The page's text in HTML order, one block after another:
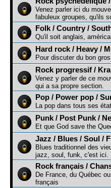
Venez parler ici du
fabuleux groupes, qu'ils
Folk / Country /
Qu'il soit anglais,
Hard rock / Heavy /
Pour discuter du bon
Rock progressif /
Venez y parler de ce
qui a sa propre section.
Pop / Power pop /
La pop dans tous ses
Punk / Post Punk /
Et que God save the
Jazz / Blues / Soul /
Blues traditionnel des
jazz, soul, funk, c'est ici.
Rock français /
De France, du Québec
français